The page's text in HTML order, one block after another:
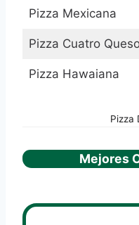
Pizza Mexicana
Pizza Cuatro
Pizza Hawaiana
Pizza
Mejores